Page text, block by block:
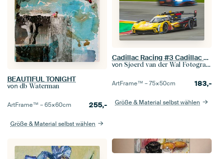
BEAUTIFUL TONIGHT
von db Waterman
ArtFrame™ –65×60cm 255,-
Größe & Material selbst wählen
Cadillac Racing #3 Cadillac V-Series.R Hypercar
von Sjoerd van der Wal Fotografie
ArtFrame™ –75×50cm 183,-
Größe & Material selbst wählen